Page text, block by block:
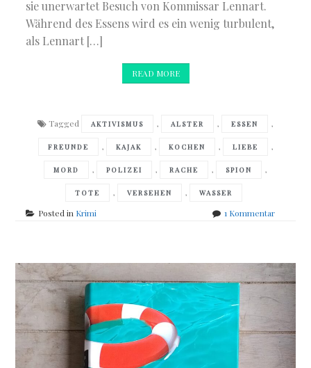
sie unerwartet Besuch von Kommissar Lennart.
Während des Essens wird es ein wenig turbulent,
als Lennart […]
READ MORE
Tagged AKTIVISMUS , ALSTER , ESSEN ,
FREUNDE , KAJAK , KOCHEN , LIEBE ,
MORD , POLIZEI , RACHE , SPION ,
TOTE , VERSEHEN , WASSER
Posted in Krimi 1 Kommentarzu